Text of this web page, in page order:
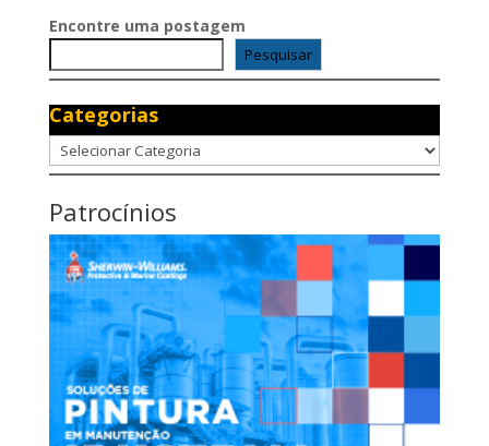
Encontre uma postagem
Pesquisar
Categorias
Categorias
Patrocínios